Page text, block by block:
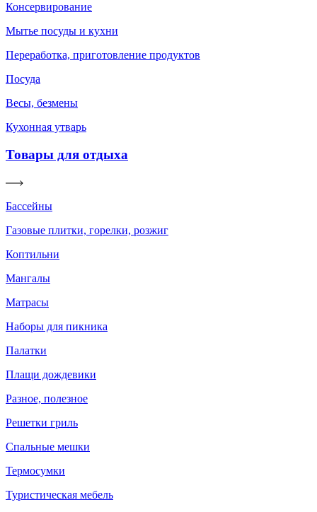
Консервирование
Мытье посуды и кухни
Переработка, приготовление продуктов
Посуда
Весы, безмены
Кухонная утварь
Товары для отдыха
Бассейны
Газовые плитки, горелки, розжиг
Коптильни
Мангалы
Матрасы
Наборы для пикника
Палатки
Плащи дождевики
Разное, полезное
Решетки гриль
Спальные мешки
Термосумки
Туристическая мебель